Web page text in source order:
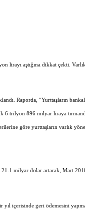
lirayı aştığına dikkat çekti.
Raporda, “Yurttaşların
6 trilyon 896 milyar liraya
göre yurttaşların varlık
21.1 milyar dolar artarak, Mart
içerisinde geri ödemesini